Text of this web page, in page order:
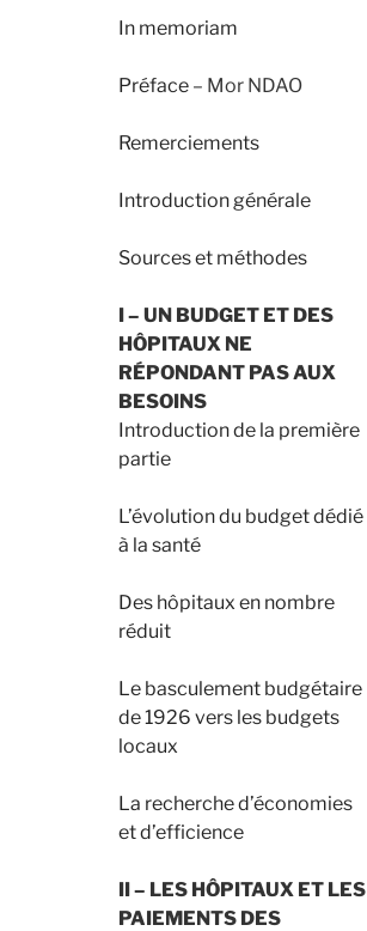
In memoriam
Préface – Mor NDAO
Remerciements
Introduction générale
Sources et méthodes
I – UN BUDGET ET DES
HÔPITAUX NE
RÉPONDANT PAS AUX
BESOINS
Introduction de la première
partie
L’évolution du budget dédié
à la santé
Des hôpitaux en nombre
réduit
Le basculement budgétaire
de 1926 vers les budgets
locaux
La recherche d’économies
et d’efficience
II – LES HÔPITAUX ET LES
PAIEMENTS DES